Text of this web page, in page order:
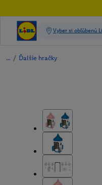
/ Ďalšie hračky